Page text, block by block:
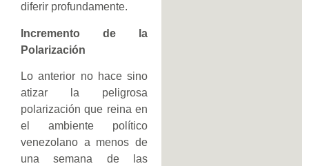
diferir profundamente.
Incremento de la
Polarización
Lo anterior no hace sino
atizar la peligrosa
polarización que reina en
el ambiente político
venezolano a menos de
una semana de las